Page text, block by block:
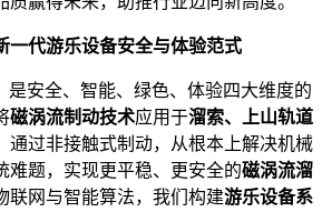
一代游乐设备安全与体验范式
是安全、智能、绿色、体验四大维度的
磁涡流制动技术应用于溜索、上山轨道
通过非接触式制动，从根本上解决机械
难题，实现更平稳、更安全的磁涡流溜
联网与智能算法，我们构建游乐设备系